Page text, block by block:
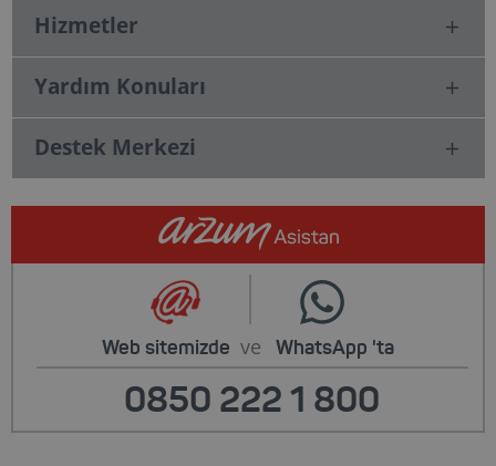
Hizmetler
Yardım Konuları
Destek Merkezi
Web sitemizde ve WhatsApp 'ta
0850 222 1 800